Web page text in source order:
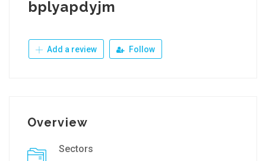
bplyapdyjm
Add a review Follow
Overview
Sectors